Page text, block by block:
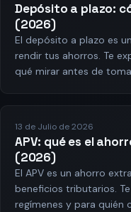
Depósito a plazo:
(2026)
El depósito a plazo es
rendir tus ahorros. Te
qué mirar antes de
13 de Julio de 2026
APV: qué es el
(2026)
El APV es un ahorro
beneficios tributarios.
regímenes y para quién